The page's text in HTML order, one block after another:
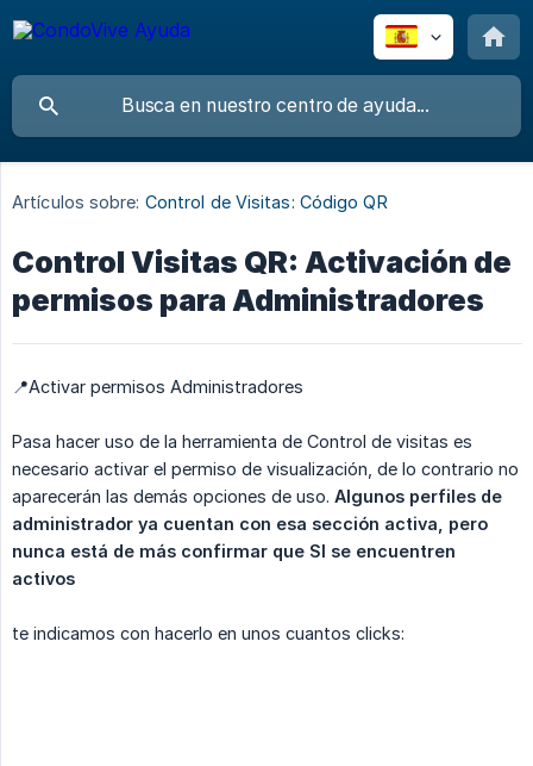
Artículos sobre: Control de Visitas: Código QR
Control Visitas QR: Activación de
permisos para Administradores
📍Activar permisos Administradores
Pasa hacer uso de la herramienta de Control de visitas es
necesario activar el permiso de visualización, de lo contrario no
aparecerán las demás opciones de uso. Algunos perfiles de
administrador ya cuentan con esa sección activa, pero
nunca está de más confirmar que SI se encuentren
activos
te indicamos con hacerlo en unos cuantos clicks: